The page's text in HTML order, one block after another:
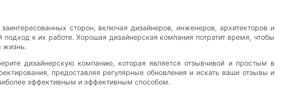
сторон, включая дизайнеров, инженеров, архитекторов и
к их работе. Хорошая дизайнерская компания потратит время, чтобы
жизнь.
дизайнерскую компанию, которая является отзывчивой и простым в
предоставляя регулярные обновления и искать ваши отзывы и
эффективным и эффективным способом.